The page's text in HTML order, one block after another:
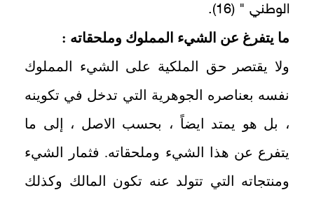
الوطني " (16).
ما يتفرغ عن الشيء المملوك وملحقاته :
ولا يقتصر حق الملكية على الشيء المملوك
نفسه بعناصره الجوهرية التي تدخل في تكوينه
، بل هو يمتد ايضاً ، بحسب الاصل ، إلى ما
يتفرع عن هذا الشيء وملحقاته. فثمار الشيء
ومنتجاته التي تتولد عنه تكون المالك وكذلك